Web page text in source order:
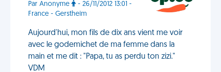
Par Anonyme
- 26/11/2012 13:01 -
France - Gerstheim
Aujourd'hui, mon fils de dix ans vient me voir
avec le godemichet de ma femme dans la
main et me dit : "Papa, tu as perdu ton zizi."
VDM